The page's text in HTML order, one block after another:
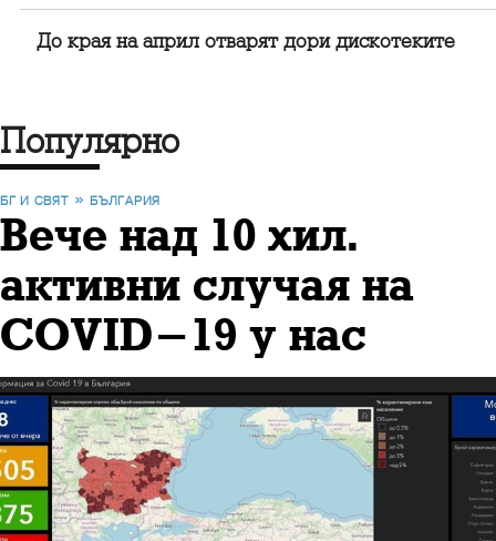
До края на април отварят дори дискотеките
Популярно
БГ И СВЯТ БЪЛГАРИЯ
Вече над 10 хил.
активни случая на
COVID-19 у нас